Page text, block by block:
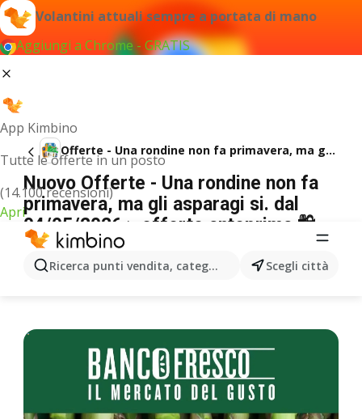
Volantini attuali sempre a portata di mano
Aggiungi a Chrome - GRATIS
App Kimbino
Tutte le offerte in un posto
(14.100 recensioni)
Apri
Ricerca punti vendita, categorie, prodotti...Scegli città
Offerte - Una rondine non fa primavera, ma gli asparagi si.
Nuovo Offerte - Una rondine non fa
primavera, ma gli asparagi si. dal
04/05/2026 > offerte anteprima 🛍️